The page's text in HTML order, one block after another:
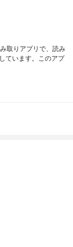
取りアプリで、読み
ています。このアプ